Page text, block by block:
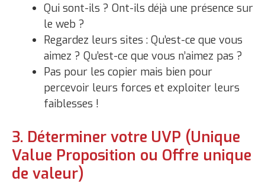
Qui sont-ils ? Ont-ils déjà une présence sur
le web ?
Regardez leurs sites : Qu’est-ce que vous
aimez ? Qu’est-ce que vous n’aimez pas ?
Pas pour les copier mais bien pour
percevoir leurs forces et exploiter leurs
faiblesses !
3. Déterminer votre UVP (Unique
Value Proposition ou Offre unique
de valeur)